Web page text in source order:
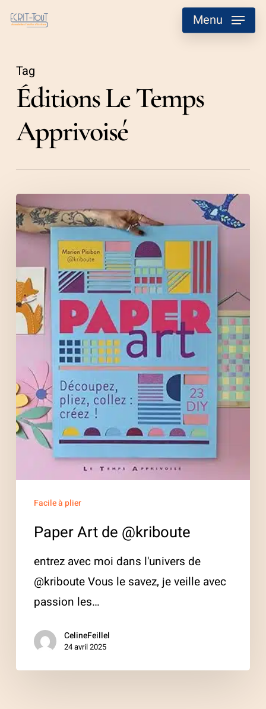
Skip
content
Menu
Tag
Éditions Le Temps
Apprivoisé
Paper
Art
de
@kriboute
Facile à plier
Paper Art de @kriboute
entrez avec moi dans l'univers de
@kriboute Vous le savez, je veille avec
passion les…
CelineFeillel
24 avril 2025